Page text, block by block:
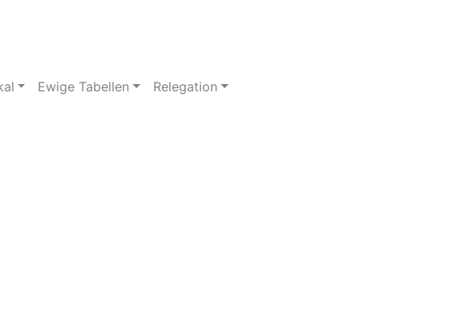
Ewige Tabellen Relegation